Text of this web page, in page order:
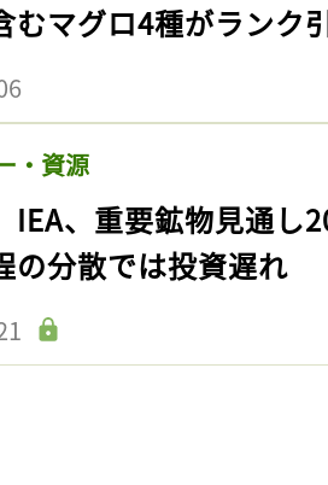
むマグロ4種がランク
・資源
IEA、重要鉱物見通
の分散では投資遅れ